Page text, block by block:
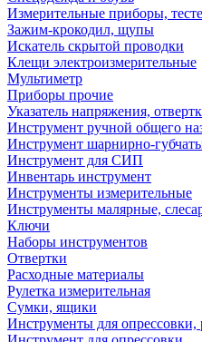
Измерительные приборы,
Зажим-крокодил, щупы
Искатель скрытой проводки
Клещи электроизмерительные
Мультиметр
Приборы прочие
Указатель напряжения,
Инструмент ручной общего
Инструмент шарнирно-
Инструмент для СИП
Инвентарь инструмент
Инструменты измерительные
Инструменты малярные,
Ключи
Наборы инструментов
Отвертки
Расходные материалы
Рулетка измерительная
Сумки, ящики
Инструменты для опрессовки,